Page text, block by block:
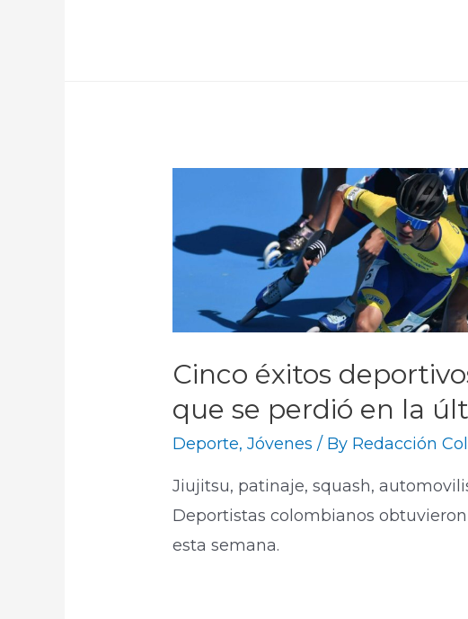
Cinco éxitos
que se perdió en la
Deporte,Jóvenes / By Redacción
Jiujitsu, patinaje, squash,
Deportistas colombianos
esta semana.